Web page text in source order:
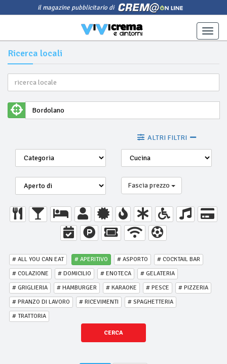
il magazine pubblicitario di
Toggle
Ricerca locali
ALTRI FILTRI
Fascia prezzo
# ALL YOU CAN EAT # APERITIVO # ASPORTO
# COCKTAIL BAR
# COLAZIONE
# DOMICILIO # ENOTECA
# GELATERIA
# GRIGLIERIA
# HAMBURGER # KARAOKE # PESCE
# PIZZERIA
# PRANZO DI LAVORO
# RICEVIMENTI
# SPAGHETTERIA
# TRATTORIA
CERCA